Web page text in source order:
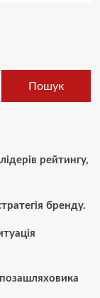
Пошук
рейтингу,
бренду.